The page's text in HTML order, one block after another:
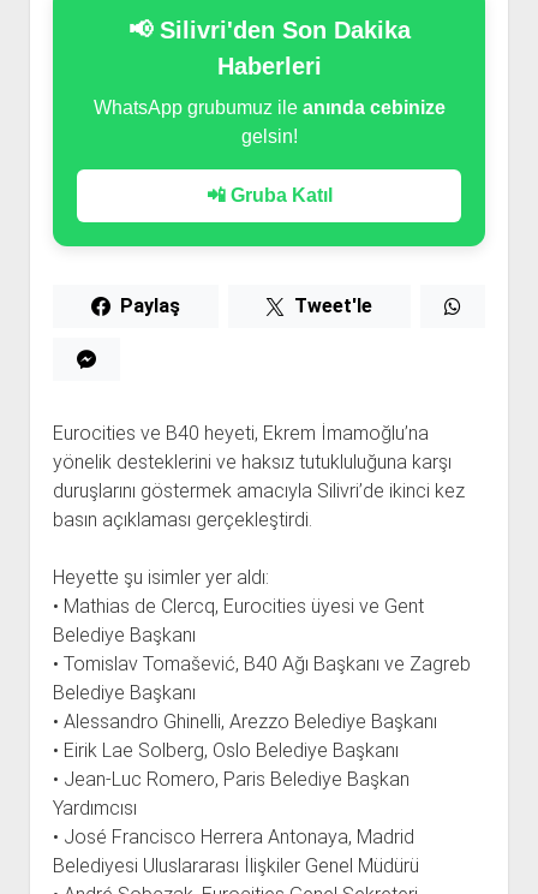
📢 Silivri'den Son Dakika
Haberleri
WhatsApp grubumuz ile anında cebinize
gelsin!
📲 Gruba Katıl
Paylaş Tweet'le
Eurocities ve B40 heyeti, Ekrem İmamoğlu’na
yönelik desteklerini ve haksız tutukluluğuna karşı
duruşlarını göstermek amacıyla Silivri’de ikinci kez
basın açıklaması gerçekleştirdi.
Heyette şu isimler yer aldı:
• Mathias de Clercq, Eurocities üyesi ve Gent
Belediye Başkanı
• Tomislav Tomašević, B40 Ağı Başkanı ve Zagreb
Belediye Başkanı
• Alessandro Ghinelli, Arezzo Belediye Başkanı
• Eirik Lae Solberg, Oslo Belediye Başkanı
• Jean-Luc Romero, Paris Belediye Başkan
Yardımcısı
• José Francisco Herrera Antonaya, Madrid
Belediyesi Uluslararası İlişkiler Genel Müdürü